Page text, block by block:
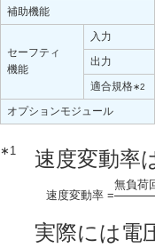
補助機能
セーフティ
機能
入力
出力
適合規格∗2
オプションモジュール
∗1 速度変動率
速度変動率 =
無負荷
実際には電